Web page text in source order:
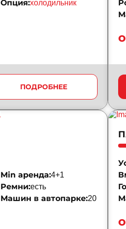
Опция:холодильник
ПОДРОБНЕЕ
Min аренда:4+1
Ремни:есть
Машин в автопарке:20